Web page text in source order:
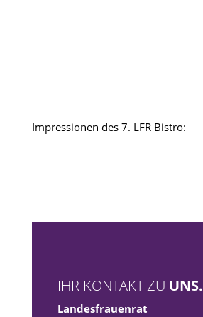
Impressionen des 7. LFR Bistro:
IHR KONTAKT ZU UNS.
Landesfrauenrat